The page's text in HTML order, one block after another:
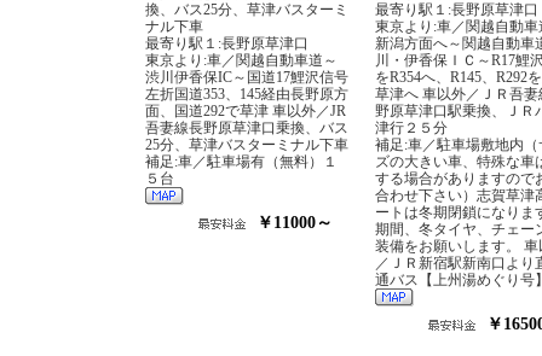
換、バス25分、草津バスターミ
ナル下車
最寄り駅１:長野原草津口
東京より:車／関越自動車道～
渋川伊香保IC～国道17鯉沢信号
左折国道353、145経由長野原方
面、国道292で草津 車以外／JR
吾妻線長野原草津口乗換、バス
25分、草津バスターミナル下車
補足:車／駐車場有（無料）１
５台
￥11000～
最寄り駅１:長野原草津口
東京より:車／関越自動車
新潟方面へ～関越自動車
川・伊香保ＩＣ～R17鯉
をR354へ、R145、R292
草津へ 車以外／ＪＲ吾妻
野原草津口駅乗換、ＪＲ
津行２５分
補足:車／駐車場敷地内（
ズの大きい車、特殊な車
する場合がありますので
合わせ下さい）志賀草津
ートは冬期閉鎖になりま
期間、冬タイヤ、チェー
装備をお願いします。 車
／ＪＲ新宿駅新南口より
通バス【上州湯めぐり号
￥